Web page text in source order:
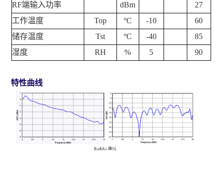
RF端输入功率 dBm
27
工作温度
Top ºC -10
60
储存温度
Tst ºC -40
85
湿度
RH % 5 90
特性曲线